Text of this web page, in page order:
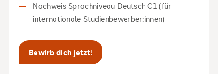
Nachweis Sprachniveau Deutsch C1 (für
internationale Studienbewerber:innen)
Bewirb dich jetzt!